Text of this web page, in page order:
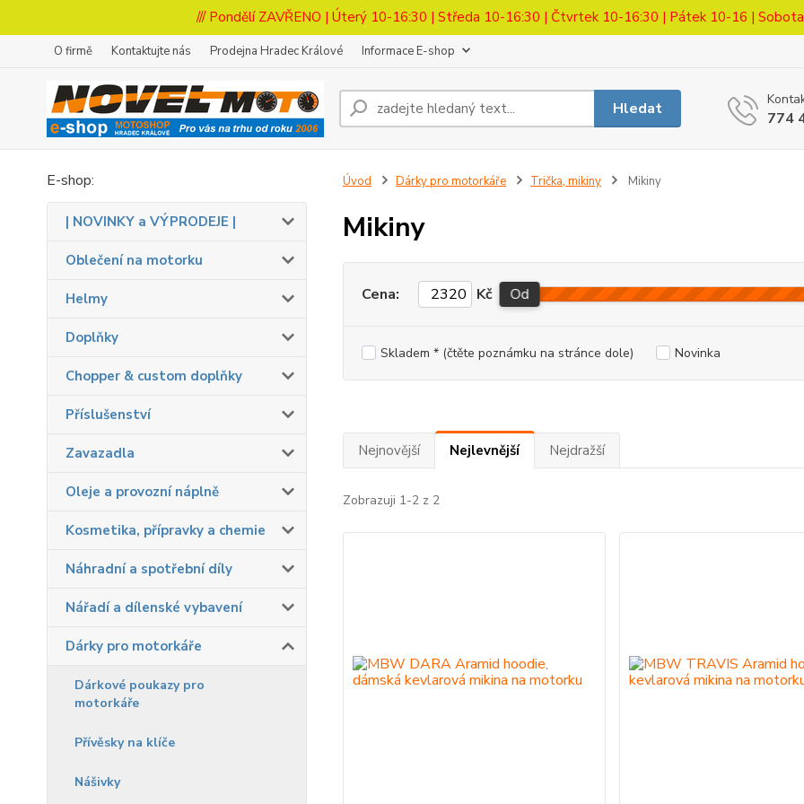
/// Pondělí ZAVŘENO | Úterý 10-16:30 | Středa 10-16:30 | Čtvrtek 10-16:30 | Pátek 10-16 |
O firmě Kontaktujte nás Prodejna Hradec Králové Informace E-shop
Hledat
774
E-shop:
| NOVINKY a VÝPRODEJE |
Oblečení na motorku
Helmy
Doplňky
Chopper & custom doplňky
Příslušenství
Zavazadla
Oleje a provozní náplně
Kosmetika, přípravky a chemie
Náhradní a spotřební díly
Nářadí a dílenské vybavení
Dárky pro motorkáře
Dárkové poukazy pro
motorkáře
Přívěsky na klíče
Nášivky
Úvod Dárky pro motorkáře Trička, mikiny Mikiny
Mikiny
Cena: Kč Od
Skladem * (čtěte poznámku na stránce dole) Novinka
Nejnovější Nejlevnější Nejdražší
Zobrazuji 1-2 z 2